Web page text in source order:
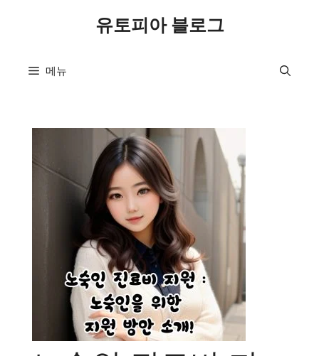
유토피아 블로그
메뉴